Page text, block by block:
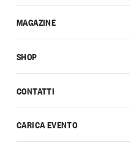
CONTATTI
CARICA EVENTO
MAGAZINE
SHOP